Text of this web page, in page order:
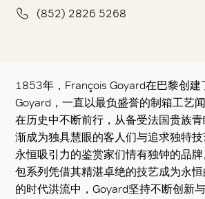
(852) 2826 5268
1853年，François Goyard在巴黎创建
Goyard，一直以最负盛誉的制箱工艺
在历史中不断前行，从备受法国贵族
渐成为独具慧眼的客人们与追求独特
永恒吸引力的鉴赏家们情有独钟的品
包系列凭借其精湛卓绝的技艺成为永
的时代洪流中，Goyard坚持不断创新